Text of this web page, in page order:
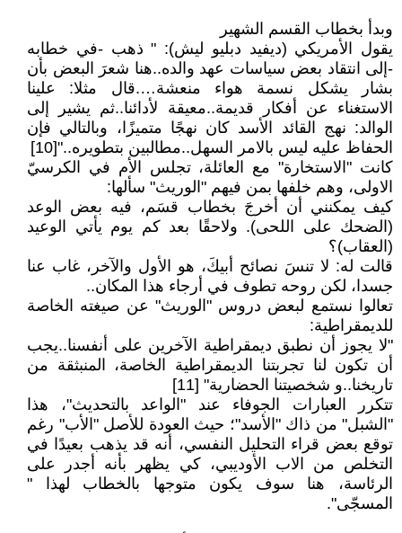
وبدأ بخطاب القسم الشهير
يقول الأمريكي (ديفيد دبليو ليش): " ذهب -في خطابه
-إلى انتقاد بعض سياسات عهد والده..هنا شعرَ البعض بأن
بشار يشكل نسمة هواء منعشة….قال مثلا: علينا
الاستغناء عن أفكار قديمة..معيقة لأدائنا..ثم يشير إلى
الوالد: نهج القائد الأسد كان نهجًا متميزًا، وبالتالي فإن
الحفاظ عليه ليس بالامر السهل..مطالبين بتطويره.."[10]
كانت "الاستخارة" مع العائلة، تجلس الأم في الكرسيّ
الاولى، وهم خلفها بمن فيهم "الوريث" سألها:
كيف يمكنني أن أخرجَ بخطاب قسَم، فيه بعض الوعد
(الضحك على اللحى). ولاحقًا بعد كم يوم يأتي الوعيد
(العقاب)؟
قالت له: لا تنسَ نصائح أبيكَ، هو الأول والآخر، غاب عنا
جسدا، لكن روحه تطوف في أرجاء هذا المكان..
تعالوا نستمع لبعض دروس "الوريث" عن صيغته الخاصة
للديمقراطية:
"لا يجوز أن نطبق ديمقراطية الآخرين على أنفسنا..يجب
أن تكون لنا تجربتنا الديمقراطية الخاصة، المنبثقة من
تاريخنا..و شخصيتنا الحضارية" [11]
تتكرر العبارات الجوفاء عند "الواعد بالتحديث"، هذا
"الشبل" من ذاك "الأسد"؛ حيث العودة للأصل "الأب" رغم
توقع بعض قراء التحليل النفسي، أنه قد يذهب بعيدًا في
التخلص من الاب الأوديبي، كي يظهر بأنه أجدر على
الرئاسة، هنا سوف يكون متوجها بالخطاب لهذا "
المسجّى".